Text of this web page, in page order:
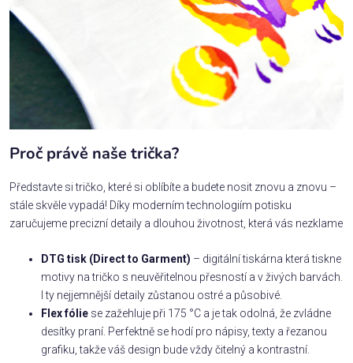
Proč právě naše trička?
Představte si tričko, které si oblíbíte a budete nosit znovu a znovu –
stále skvěle vypadá! Díky moderním technologiím potisku
zaručujeme precizní detaily a dlouhou životnost, která vás nezklame
DTG tisk (Direct to Garment) – digitální tiskárna která tiskne
motivy na tričko s neuvěřitelnou přesností a v živých barvách.
I ty nejjemnější detaily zůstanou ostré a působivé.
Flex fólie se zažehluje při 175 °C a je tak odolná, že zvládne
desítky praní. Perfektně se hodí pro nápisy, texty a řezanou
grafiku, takže váš design bude vždy čitelný a kontrastní.